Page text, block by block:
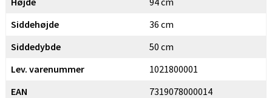
Danmark
Siddehøjde
36 cm
Siddedybde
50 cm
Lev. varenummer
1021800001
EAN
7319078000014